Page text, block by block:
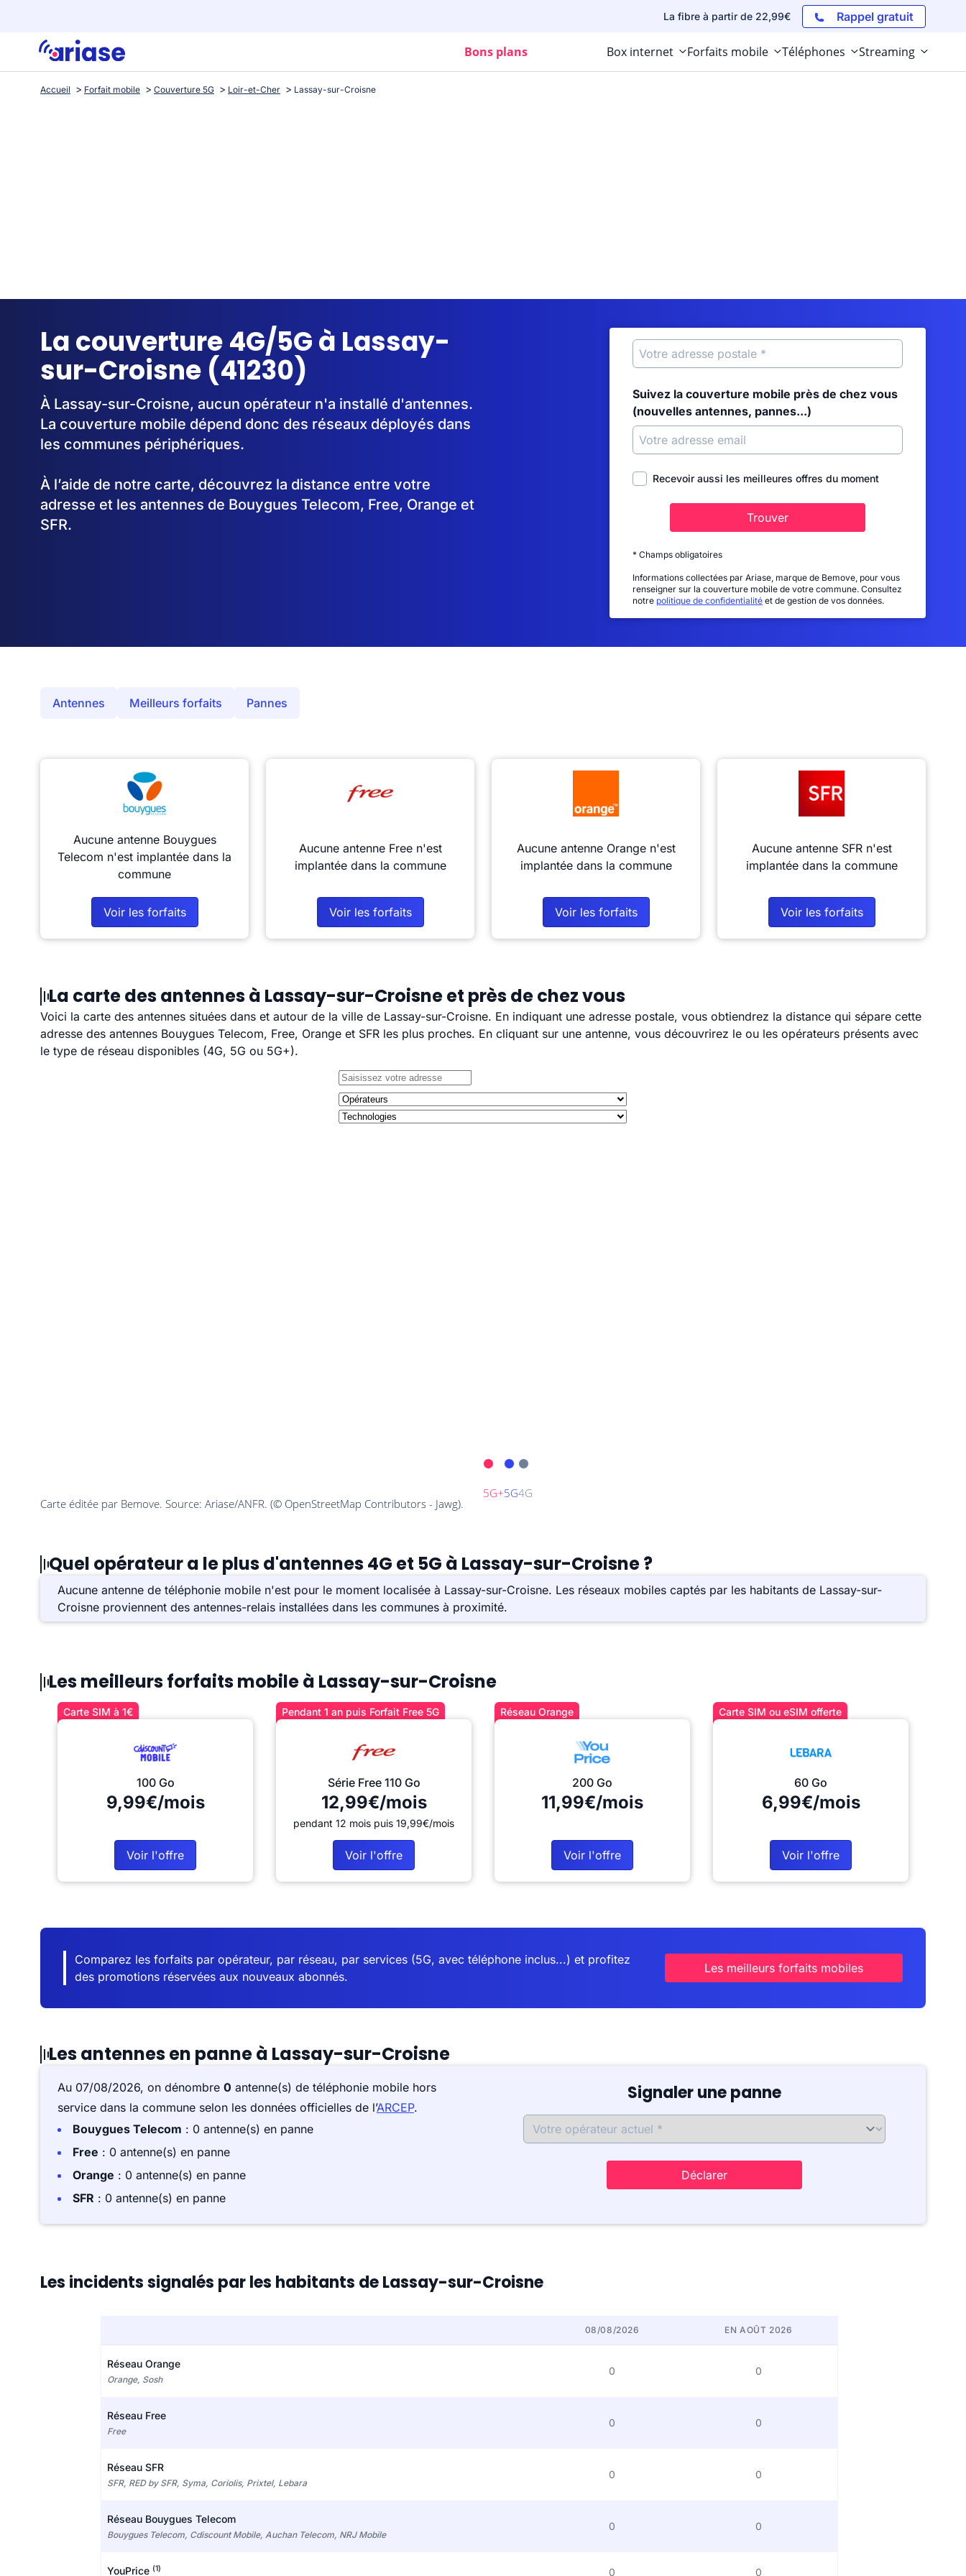
La fibre à partir de 22,99€ Rappel gratuit
Bons plans Box internet Forfaits mobile Téléphones Streaming
Accueil Forfait mobile Couverture 5G Loir-et-Cher Lassay-sur-Croisne
La couverture 4G/5G à Lassay-
sur-Croisne (41230)
À Lassay-sur-Croisne, aucun opérateur n'a installé d'antennes.
La couverture mobile dépend donc des réseaux déployés dans
les communes périphériques.
À l’aide de notre carte, découvrez la distance entre votre
adresse et les antennes de Bouygues Telecom, Free, Orange et
SFR.
Suivez la couverture mobile près de chez vous
(nouvelles antennes, pannes...)
Recevoir aussi les meilleures offres du moment
Trouver
* Champs obligatoires
Informations collectées par Ariase, marque de Bemove, pour vous
renseigner sur la couverture mobile de votre commune. Consultez
notre politique de confidentialité et de gestion de vos données.
Antennes Meilleurs forfaits Pannes
Aucune antenne Bouygues
Telecom n'est implantée dans la
commune
Voir les forfaits
Aucune antenne Free n'est
implantée dans la commune
Voir les forfaits
Aucune antenne Orange n'est
implantée dans la commune
Voir les forfaits
Aucune antenne SFR n'est
implantée dans la commune
Voir les forfaits
La carte des antennes à Lassay-sur-Croisne et près de chez vous
Voici la carte des antennes situées dans et autour de la ville de Lassay-sur-Croisne. En indiquant une adresse postale, vous obtiendrez la distance qui sépare cette
adresse des antennes Bouygues Telecom, Free, Orange et SFR les plus proches. En cliquant sur une antenne, vous découvrirez le ou les opérateurs présents avec
le type de réseau disponibles (4G, 5G ou 5G+).
Quel opérateur a le plus d'antennes 4G et 5G à Lassay-sur-Croisne ?
Aucune antenne de téléphonie mobile n'est pour le moment localisée à Lassay-sur-Croisne. Les réseaux mobiles captés par les habitants de Lassay-sur-
Croisne proviennent des antennes-relais installées dans les communes à proximité.
Les meilleurs forfaits mobile à Lassay-sur-Croisne
Carte SIM à 1€
100 Go
9,99€/mois
Voir l'offre
Pendant 1 an puis Forfait Free 5G
Série Free 110 Go
12,99€/mois
pendant 12 mois puis 19,99€/mois
Voir l'offre
Réseau Orange
200 Go
11,99€/mois
Voir l'offre
Carte SIM ou eSIM offerte
60 Go
6,99€/mois
Voir l'offre
Comparez les forfaits par opérateur, par réseau, par services (5G, avec téléphone inclus...) et profitez
des promotions réservées aux nouveaux abonnés.
Les meilleurs forfaits mobiles
Les antennes en panne à Lassay-sur-Croisne
Au 07/08/2026, on dénombre 0 antenne(s) de téléphonie mobile hors
service dans la commune selon les données officielles de l’ARCEP.
Bouygues Telecom : 0 antenne(s) en panne
Free : 0 antenne(s) en panne
Orange : 0 antenne(s) en panne
SFR : 0 antenne(s) en panne
Signaler une panne
Déclarer
Les incidents signalés par les habitants de Lassay-sur-Croisne
08/08/2026 EN AOÛT 2026
Réseau Orange
Orange, Sosh
0 0
Réseau Free
Free
0 0
Réseau SFR
SFR, RED by SFR, Syma, Coriolis, Prixtel, Lebara
0 0
Réseau Bouygues Telecom
Bouygues Telecom, Cdiscount Mobile, Auchan Telecom, NRJ Mobile
0 0
YouPrice (1) 0 0